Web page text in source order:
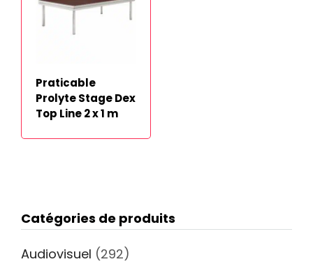
Praticable
Prolyte Stage Dex
Top Line 2 x 1 m
Catégories de produits
Audiovisuel (292)